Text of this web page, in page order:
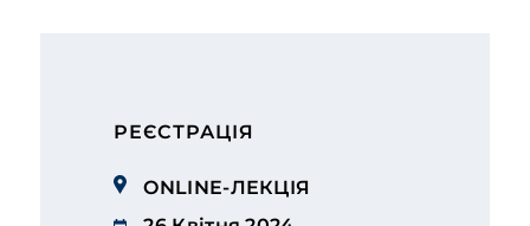
РЕЄСТРАЦІЯ
ONLINE-ЛЕКЦІЯ